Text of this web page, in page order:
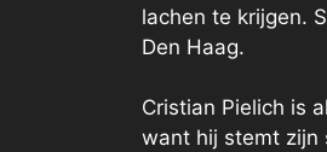
lachen te krijgen.
Den Haag.
Cristian Pielich is
want hij stemt zijn